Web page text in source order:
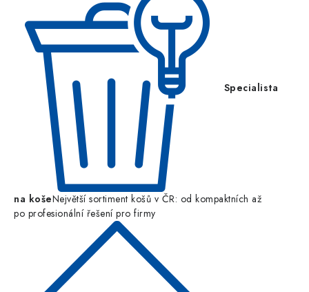
Specialista
na košeNejvětší sortiment košů v ČR: od kompaktních až
po profesionální řešení pro firmy